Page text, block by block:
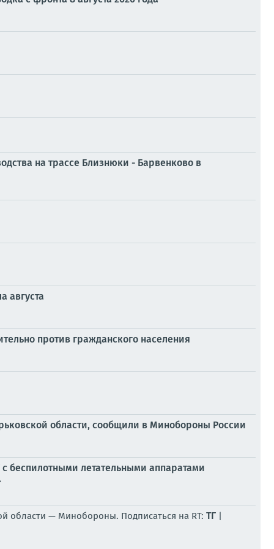
на трассе Близнюки - Барвенково в
августа
против гражданского населения
области, сообщили в Минобороны России
беспилотными летательными аппаратами
области — Минобороны. Подписаться на RT: ТГ |